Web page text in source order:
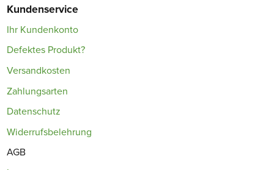
Kundenservice
Ihr Kundenkonto
Defektes Produkt?
Versandkosten
Zahlungsarten
Datenschutz
Widerrufsbelehrung
AGB